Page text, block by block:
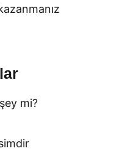
mi?